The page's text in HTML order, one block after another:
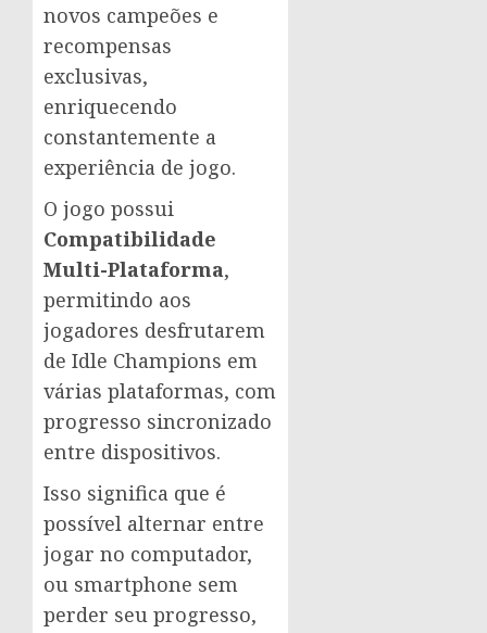
novos campeões e
recompensas
exclusivas,
enriquecendo
constantemente a
experiência de jogo.
O jogo possui
Compatibilidade
Multi-Plataforma,
permitindo aos
jogadores desfrutarem
de Idle Champions em
várias plataformas, com
progresso sincronizado
entre dispositivos.
Isso significa que é
possível alternar entre
jogar no computador,
ou smartphone sem
perder seu progresso,